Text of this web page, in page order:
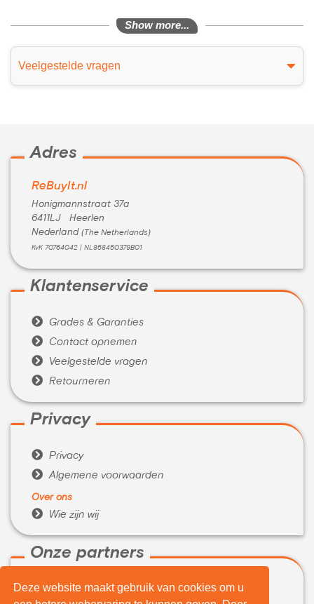
Deze website maakt gebruik van cookies om u
Show more...
Veelgestelde vragen
Adres
ReBuyIt.nl
Honigmannstraat 37a
6411LJ Heerlen
Nederland (The Netherlands)
KvK 70764042 | NL858450379B01
Klantenservice
 Grades & Garanties
 Contact opnemen
 Veelgestelde vragen
 Retourneren
Privacy
 Privacy
 Algemene voorwaarden
Over ons
 Wie zijn wij
Onze partners
 WeBuyIt.nl